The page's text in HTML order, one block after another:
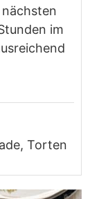
im
Torten